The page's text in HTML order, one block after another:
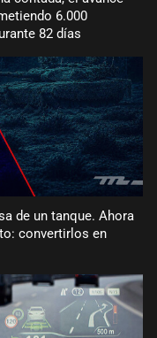
6.000
82 días
de un tanque. Ahora
convertirlos en